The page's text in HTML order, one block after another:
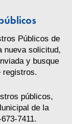
Públicos de
nueva solicitud,
y busque
registros.
públicos,
de la
7411.